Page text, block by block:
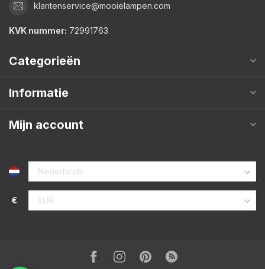
klantenservice@mooielampen.com
KVK nummer: 72991763
Categorieën
Informatie
Mijn account
€